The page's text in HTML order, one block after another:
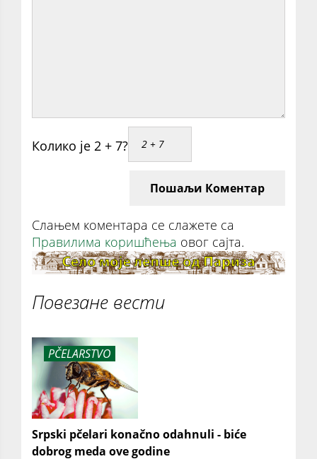
Колико је 2 + 7?
Пошаљи Коментар
Слањем коментара се слажете са
Правилима коришћења овог сајта.
Повезане вести
PČELARSTVO
Srpski pčelari konačno odahnuli - biće
dobrog meda ove godine